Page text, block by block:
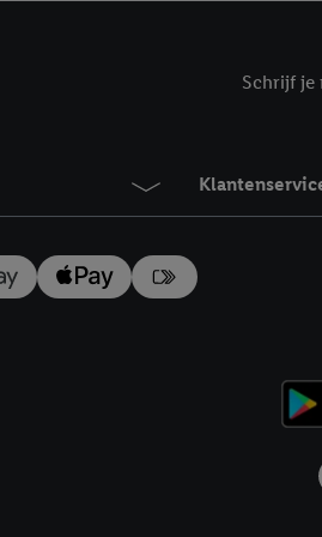
Schrijf je